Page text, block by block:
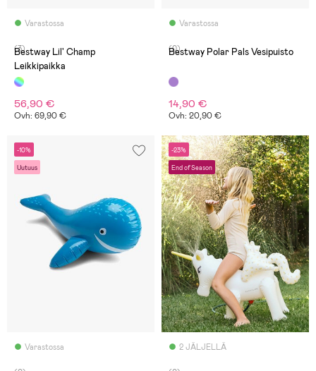
Varastossa
(3)
Bestway Lil' Champ
Leikkipaikka
56,90 €
Ovh: 69,90 €
Varastossa
(0)
Bestway Polar Pals Vesipuisto
14,90 €
Ovh: 20,90 €
-10%
Uutuus
Varastossa
-23%
End of Season
2 JÄLJELLÄ